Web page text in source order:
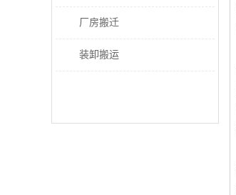
厂房搬迁
装卸搬运